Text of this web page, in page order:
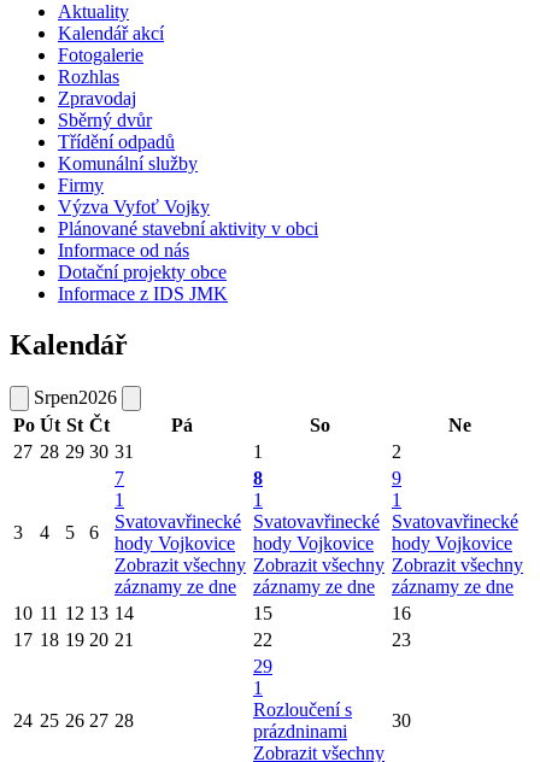
Aktuality
Kalendář akcí
Fotogalerie
Rozhlas
Zpravodaj
Sběrný dvůr
Třídění odpadů
Komunální služby
Firmy
Výzva Vyfoť Vojky
Plánované stavební aktivity v obci
Informace od nás
Dotační projekty obce
Informace z IDS JMK
Kalendář
Srpen2026
Po Út St Čt Pá So
Ne
27 28 29 30 31 1 2
3 4 5 6
7
1
Svatovavřinecké
hody Vojkovice
Zobrazit všechny
záznamy ze dne
8
1
Svatovavřinecké
hody Vojkovice
Zobrazit všechny
záznamy ze dne
9
1
Svatovavřinecké
hody Vojkovice
Zobrazit všechny
záznamy ze dne
10 11 12 13 14 15
16
17 18 19 20 21 22 23
24 25 26 27 28
29
1
Rozloučení s
prázdninami
Zobrazit všechny
30